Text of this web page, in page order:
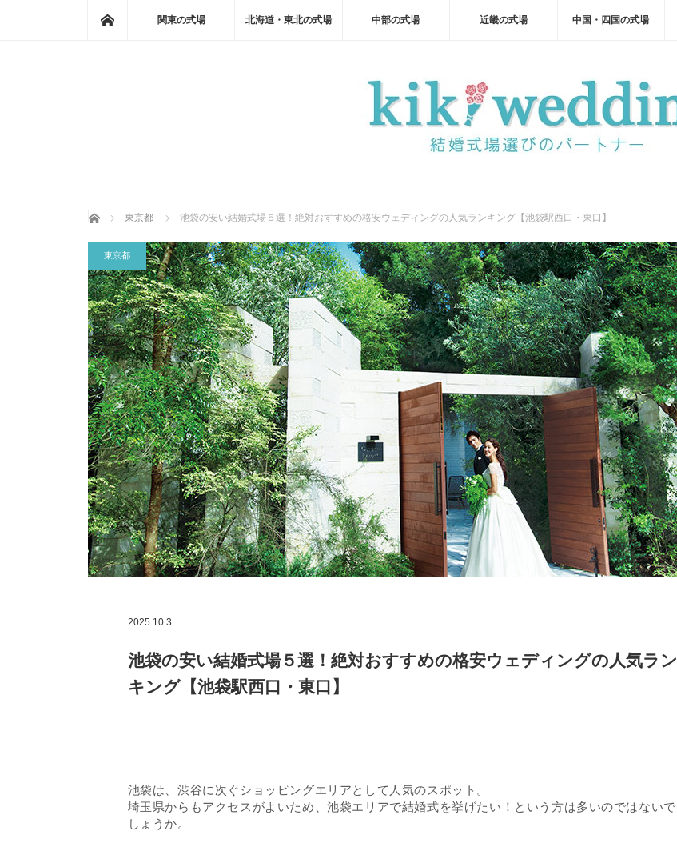
ホーム関東の式場 北海道・東北の式場 中部の式場 近畿の式場 中国・四国の式場
ホーム 東京都 池袋の安い結婚式場５選！絶対おすすめの格安ウェディングの人気ランキング【池袋駅西口・東口】
東京都
2025.10.3
池袋の安い結婚式場５選！絶対おすすめの格安ウェディングの人気ラン
キング【池袋駅西口・東口】
池袋は、渋谷に次ぐショッピングエリアとして人気のスポット。
埼玉県からもアクセスがよいため、池袋エリアで結婚式を挙げたい！という方は多いのではないで
しょうか。